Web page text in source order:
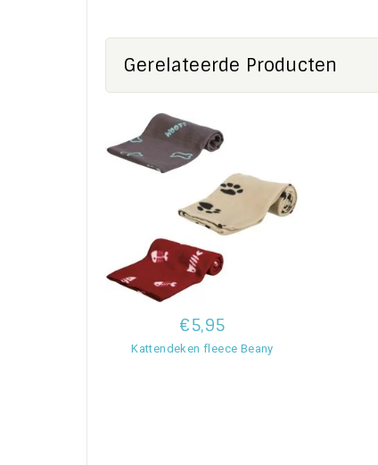
Gerelateerde Producten
€5,95
Kattendeken fleece Beany